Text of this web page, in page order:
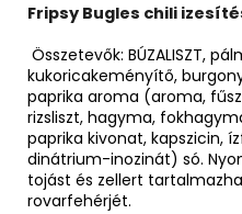
Fripsy Bugles chili
Összetevők: BÚZALISZT,
kukoricakeményítő,
paprika aroma (aroma,
rizsliszt, hagyma,
paprika kivonat, kapszicin,
dinátrium-inozinát) só.
tojást és zellert
rovarfehérjét.